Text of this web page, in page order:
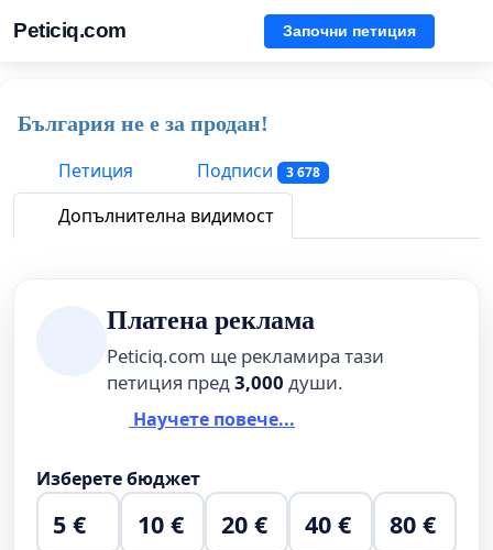
Peticiq.com Започни петиция
България не е за продан!
Петиция
Подписи 3 678
Допълнителна видимост
Платена реклама
Peticiq.com ще рекламира тази
петиция пред3,000 души.
Научете повече...
Изберете бюджет
5 € 10 € 20 € 40 € 80 €